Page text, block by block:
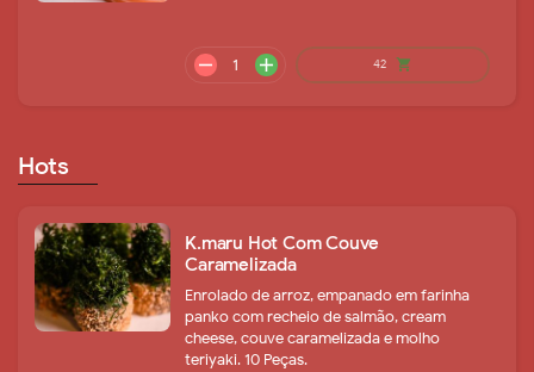
add 56
remove
Hots
K.maru Hot Com Couve
Caramelizada
Enrolado de arroz, empanado em farinha
panko com recheio de salmão, cream
cheese, couve caramelizada e molho
teriyaki. 10 Peças.